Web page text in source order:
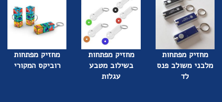
מחזיק מפתחות
מלבני משולב פנס
לד
מחזיק מפתחות
בשילוב מטבע
עגלות
מחזיק מפתחות
רוביקס המקורי